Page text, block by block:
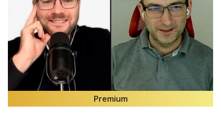
Premium